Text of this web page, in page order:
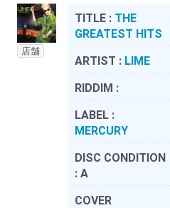
店舗
TITLE : THE
GREATEST HITS
ARTIST : LIME
RIDDIM :
LABEL :
MERCURY
DISC CONDITION
: A
COVER